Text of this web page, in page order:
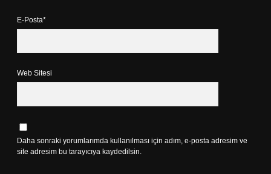
E-Posta*
Web Sitesi
Daha sonraki yorumlarımda kullanılması için adım, e-posta adresim ve
site adresim bu tarayıcıya kaydedilsin.